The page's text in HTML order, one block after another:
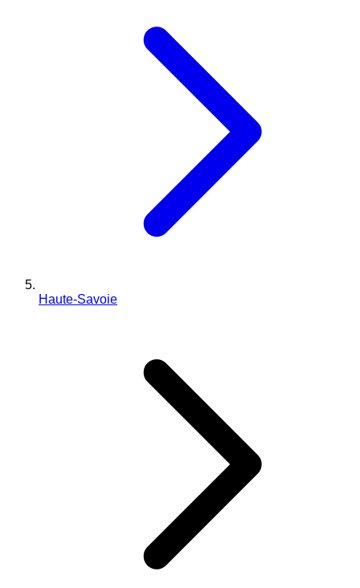
Haute-Savoie